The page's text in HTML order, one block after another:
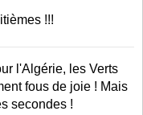
!!!
l'Algérie, les Verts
fous de joie ! Mais
secondes !